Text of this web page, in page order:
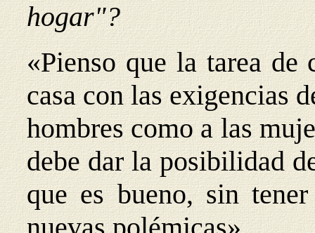
hogar"?
«Pienso que la tarea
casa con las exigencias
hombres como a las
debe dar la posibilidad
que es bueno, sin